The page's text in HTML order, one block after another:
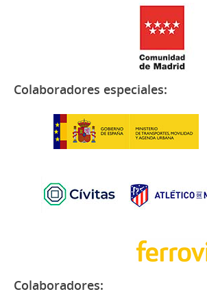
Colaboradores especiales:
Colaboradores: